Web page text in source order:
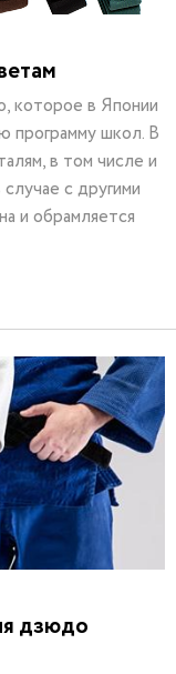
которое в Японии
программу школ. В
в том числе и
с другими
и обрамляется
дзюдо